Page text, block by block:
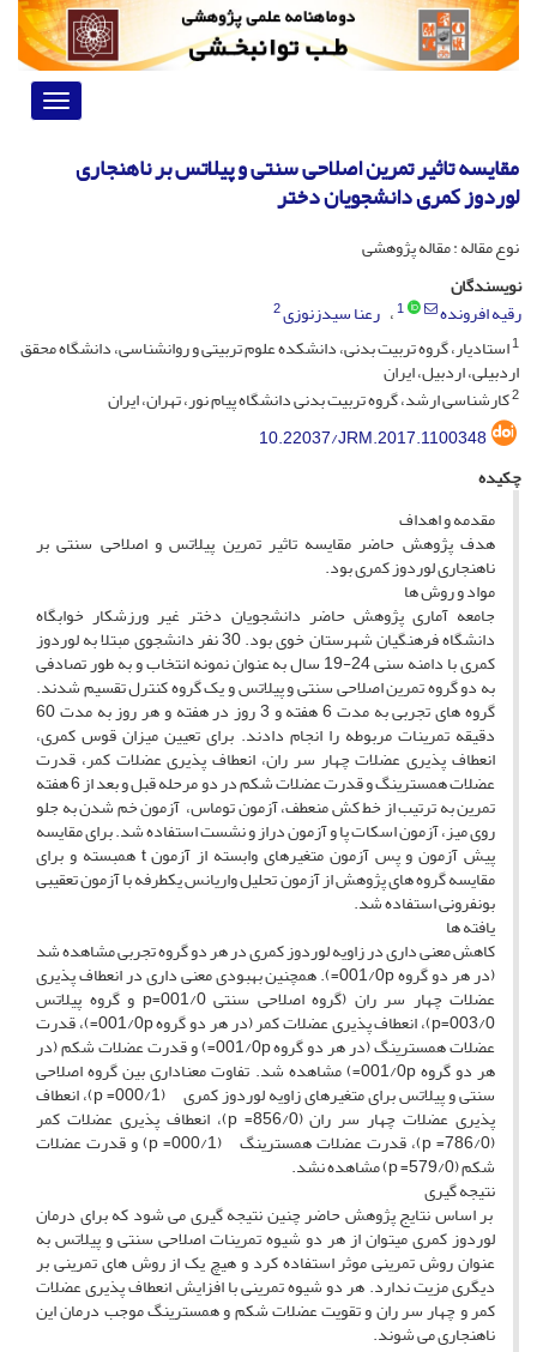
Toggle
مقایسه تاثیر تمرین اصلاحی سنتی و پیلاتس بر ناهنجاری
لوردوز کمری دانشجویان دختر
نوع مقاله : مقاله پژوهشی
نویسندگان
رقیه افرونده
1 رعنا سیدزنوزی2
1استادیار، گروه تربیت بدنی، دانشکده علوم تربیتی و روانشناسی، دانشگاه محقق
اردبیلی، اردبیل، ایران
2کارشناسی ارشد، گروه تربیت بدنی دانشگاه پیام نور، تهران، ایران
10.22037/JRM.2017.1100348
چکیده
مقدمه و اهداف
هدف پژوهش حاضر مقایسه تاثیر تمرین پیلاتس و اصلاحی سنتی بر
ناهنجاری لوردوز کمری بود.
مواد و روش ها
جامعه آماری پژوهش حاضر دانشجویان دختر غیر ورزشکار خوابگاه
دانشگاه فرهنگیان شهرستان خوی بود. 30 نفر دانشجوی مبتلا به لوردوز
کمری با دامنه سنی 24-19 سال به عنوان نمونه انتخاب و به طور تصادفی
به دو گروه تمرین اصلاحی سنتی و پیلاتس و یک گروه کنترل تقسیم شدند.
گروه های تجربی به مدت 6 هفته و 3 روز در هفته و هر روز به مدت 60
دقیقه تمرینات مربوطه را انجام دادند. برای تعیین میزان قوس کمری،
انعطاف پذیری عضلات چهار سر ران، انعطاف پذیری عضلات کمر، قدرت
عضلات همسترینگ و قدرت عضلات شکم در دو مرحله قبل و بعد از 6 هفته
تمرین به ترتیب از خط کش منعطف، آزمون توماس، آزمون خم شدن به جلو
روی میز، آزمون اسکات پا و آزمون دراز و نشست استفاده شد. برای مقایسه
پیش آزمون و پس آزمون متغیرهای وابسته از آزمون t همبسته و برای
مقایسه گروه های پژوهش از آزمون تحلیل واریانس یکطرفه با آزمون تعقیبی
بونفرونی استفاده شد.
یافته ها
کاهش معنی داری در زاویه لوردوز کمری در هر دو گروه تجربی مشاهده شد
(در هر دو گروه 001/0p=). همچنین بهبودی معنی داری در انعطاف پذیری
عضلات چهار سر ران (گروه اصلاحی سنتی 001/0=p و گروه پیلاتس
003/0=p)، انعطاف پذیری عضلات کمر (در هر دو گروه 001/0p=)، قدرت
عضلات همسترینگ (در هر دو گروه 001/0p=) و قدرت عضلات شکم (در
هر دو گروه 001/0p=) مشاهده شد. تفاوت معناداری بین گروه اصلاحی
سنتی و پیلاتس برای متغیرهای زاویه لوردوز کمری (000/1= p)، انعطاف
پذیری عضلات چهار سر ران (856/0= p)، انعطاف پذیری عضلات کمر
(786/0= p)، قدرت عضلات همسترینگ (000/1= p) و قدرت عضلات
شکم (579/0= p) مشاهده نشد.
نتیجه گیری
بر اساس نتایج پژوهش حاضر چنین نتیجه گیری می شود که برای درمان
لوردوز کمری می­توان از هر دو شیوه تمرینات اصلاحی سنتی و پیلاتس به
عنوان روش تمرینی موثر استفاده کرد و هیچ یک از روش های تمرینی بر
دیگری مزیت ندارد. هر دو شیوه تمرینی با افزایش انعطاف پذیری عضلات
کمر و چهار سر ران و تقویت عضلات شکم و همسترینگ موجب درمان این
ناهنجاری می شوند.